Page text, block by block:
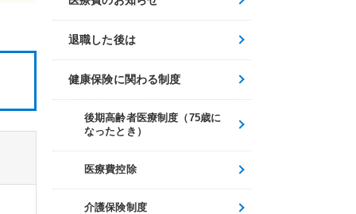
退職した後は
健康保険に関わる制度
後期高齢者医療制度（75歳に
なったとき）
医療費控除
介護保険制度